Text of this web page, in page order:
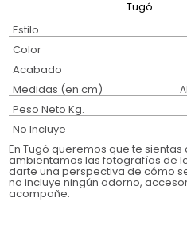
Estilo
Color
Acabado
Medidas (en cm)
Peso Neto Kg.
No Incluye
En Tugó queremos que te
ambientamos las fotografías de
darte una perspectiva de cómo
no incluye ningún adorno,
acompañe.